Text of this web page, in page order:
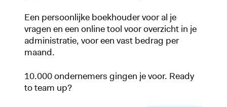
Een persoonlijke boekhouder voor al je
vragen en een online tool voor overzicht in je
administratie, voor een vast bedrag per
maand.
10.000 ondernemers gingen je voor. Ready
to team up?